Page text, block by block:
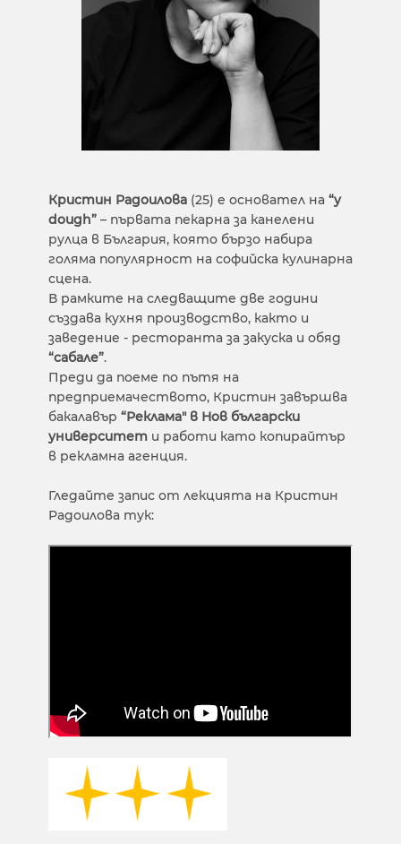
Кристин Радоилова (25) е основател на “y
dough” – първата пекарна за канелени
рулца в България, която бързо набира
голяма популярност на софийска кулинарна
сцена.
В рамките на следващите две години
създава кухня производство, както и
заведение - ресторанта за закуска и обяд
“сабале”.
Преди да поеме по пътя на
предприемачеството, Кристин завършва
бакалавър “Реклама" в Нов български
университет и работи като копирайтър
в рекламна агенция.
Гледайте запис от лекцията на Кристин
Радоилова тук: